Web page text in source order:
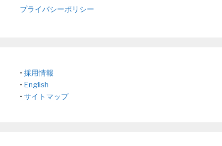
プライバシーポリシー
• 採用情報
• English
• サイトマップ